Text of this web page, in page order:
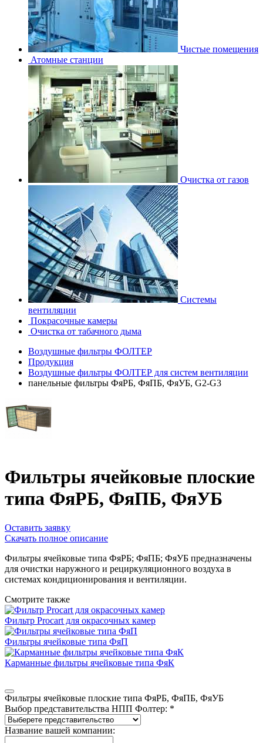
Чистые помещения
Атомные станции
Очистка от газов
Системы
вентиляции
Покрасочные камеры
Очистка от табачного дыма
Воздушные фильтры ФОЛТЕР
Продукция
Воздушные фильтры ФОЛТЕР для систем вентиляции
панельные фильтры ФяРБ, ФяПБ, ФяУБ, G2-G3
Фильтры ячейковые плоские
типа ФяРБ, ФяПБ, ФяУБ
Оставить заявку
Скачать полное описание
Фильтры ячейковые типа ФяРБ; ФяПБ; ФяУБ предназначены
для очистки наружного и рециркуляционного воздуха в
системах кондиционирования и вентиляции.
Смотрите также
Фильтр Procart для окрасочных камер
Фильтры ячейковые типа ФяП
Карманные фильтры ячейковые типа ФяК
Фильтры ячейковые плоские типа ФяРБ, ФяПБ, ФяУБ
Выбор представительства НПП Фолтер: *
Название вашей компании: